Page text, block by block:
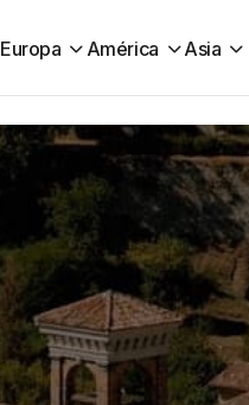
Europa América Asia